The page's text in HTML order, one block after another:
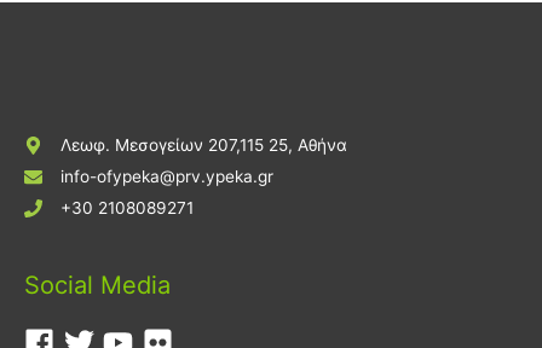
Λεωφ. Μεσογείων 207,115 25, Αθήνα
info-ofypeka@prv.ypeka.gr
+30 2108089271
Social Media